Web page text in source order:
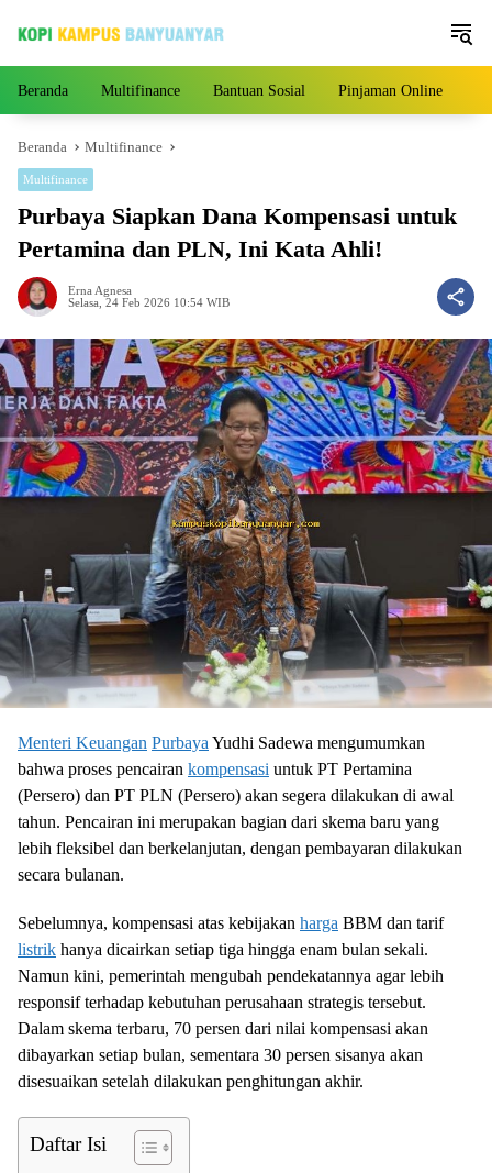
Beranda Multifinance Bantuan Sosial Pinjaman Online
Beranda Multifinance
Multifinance
Purbaya Siapkan Dana Kompensasi untuk
Pertamina dan PLN, Ini Kata Ahli!
Erna Agnesa
Selasa, 24 Feb 2026 10:54 WIB
Menteri Keuangan Purbaya Yudhi Sadewa mengumumkan
bahwa proses pencairan kompensasi untuk PT Pertamina
(Persero) dan PT PLN (Persero) akan segera dilakukan di awal
tahun. Pencairan ini merupakan bagian dari skema baru yang
lebih fleksibel dan berkelanjutan, dengan pembayaran dilakukan
secara bulanan.
Sebelumnya, kompensasi atas kebijakan harga BBM dan tarif
listrik hanya dicairkan setiap tiga hingga enam bulan sekali.
Namun kini, pemerintah mengubah pendekatannya agar lebih
responsif terhadap kebutuhan perusahaan strategis tersebut.
Dalam skema terbaru, 70 persen dari nilai kompensasi akan
dibayarkan setiap bulan, sementara 30 persen sisanya akan
disesuaikan setelah dilakukan penghitungan akhir.
Daftar Isi